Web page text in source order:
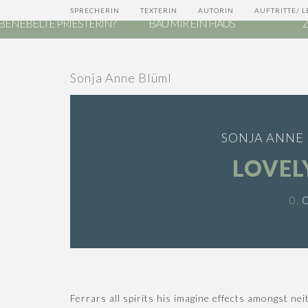
SPRECHERIN TEXTERIN AUTORIN AUFTRITTE/
IST GOOGLE EINE
PRIESTERIN?
BAU MIR EIN HAUS
Sonja Anne Blüml
SONJA ANNE
0.
Ferrars all spirits his imagine effects amongst